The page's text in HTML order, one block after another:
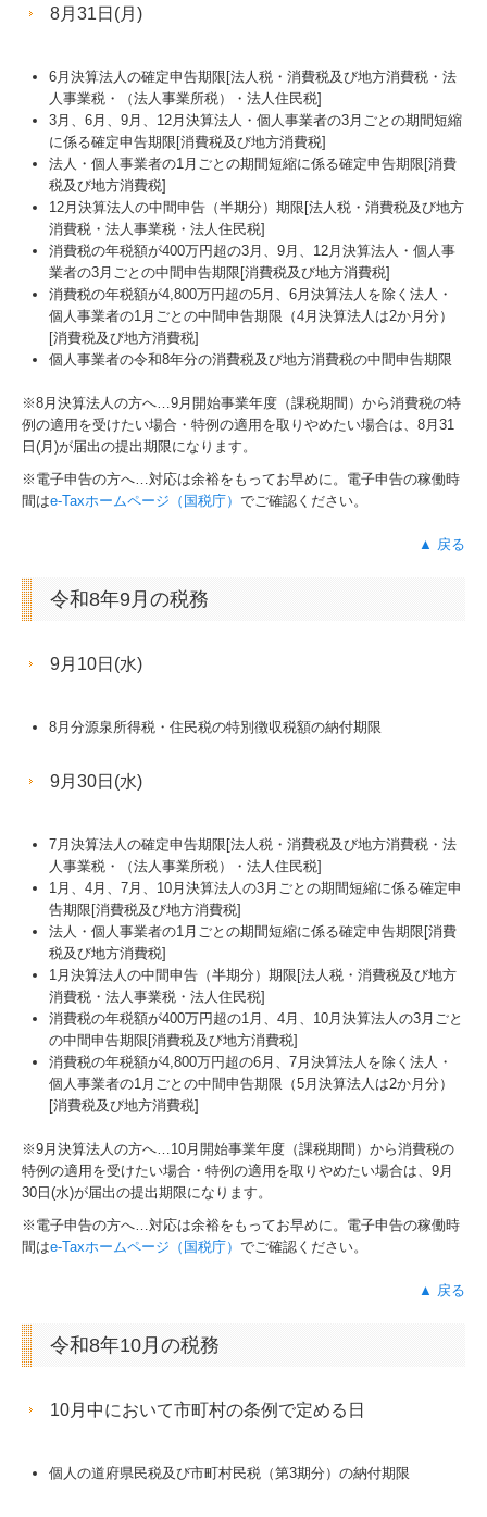
8月31日(月)
6月決算法人の確定申告期限[法人税・消費税及び地方消費税・法
人事業税・（法人事業所税）・法人住民税]
3月、6月、9月、12月決算法人・個人事業者の3月ごとの期間短縮
に係る確定申告期限[消費税及び地方消費税]
法人・個人事業者の1月ごとの期間短縮に係る確定申告期限[消費
税及び地方消費税]
12月決算法人の中間申告（半期分）期限[法人税・消費税及び地方
消費税・法人事業税・法人住民税]
消費税の年税額が400万円超の3月、9月、12月決算法人・個人事
業者の3月ごとの中間申告期限[消費税及び地方消費税]
消費税の年税額が4,800万円超の5月、6月決算法人を除く法人・
個人事業者の1月ごとの中間申告期限（4月決算法人は2か月分）
[消費税及び地方消費税]
個人事業者の令和8年分の消費税及び地方消費税の中間申告期限
※8月決算法人の方へ…9月開始事業年度（課税期間）から消費税の特
例の適用を受けたい場合・特例の適用を取りやめたい場合は、8月31
日(月)が届出の提出期限になります。
※電子申告の方へ…対応は余裕をもってお早めに。電子申告の稼働時
間はe-Taxホームページ（国税庁） でご確認ください。
▲ 戻る
令和8年9月の税務
9月10日(水)
8月分源泉所得税・住民税の特別徴収税額の納付期限
9月30日(水)
7月決算法人の確定申告期限[法人税・消費税及び地方消費税・法
人事業税・（法人事業所税）・法人住民税]
1月、4月、7月、10月決算法人の3月ごとの期間短縮に係る確定申
告期限[消費税及び地方消費税]
法人・個人事業者の1月ごとの期間短縮に係る確定申告期限[消費
税及び地方消費税]
1月決算法人の中間申告（半期分）期限[法人税・消費税及び地方
消費税・法人事業税・法人住民税]
消費税の年税額が400万円超の1月、4月、10月決算法人の3月ごと
の中間申告期限[消費税及び地方消費税]
消費税の年税額が4,800万円超の6月、7月決算法人を除く法人・
個人事業者の1月ごとの中間申告期限（5月決算法人は2か月分）
[消費税及び地方消費税]
※9月決算法人の方へ…10月開始事業年度（課税期間）から消費税の
特例の適用を受けたい場合・特例の適用を取りやめたい場合は、9月
30日(水)が届出の提出期限になります。
※電子申告の方へ…対応は余裕をもってお早めに。電子申告の稼働時
間はe-Taxホームページ（国税庁） でご確認ください。
▲ 戻る
令和8年10月の税務
10月中において市町村の条例で定める日
個人の道府県民税及び市町村民税（第3期分）の納付期限